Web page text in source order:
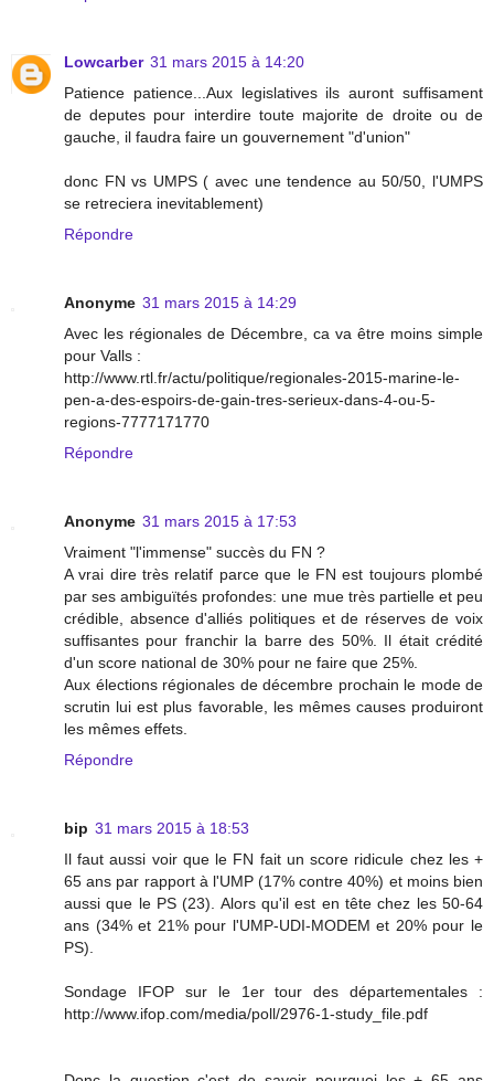
Lowcarber 31 mars 2015 à 14:20
Patience patience...Aux legislatives ils auront suffisament
de deputes pour interdire toute majorite de droite ou de
gauche, il faudra faire un gouvernement "d'union"
donc FN vs UMPS ( avec une tendence au 50/50, l'UMPS
se retreciera inevitablement)
Répondre
Anonyme 31 mars 2015 à 14:29
Avec les régionales de Décembre, ca va être moins simple
pour Valls :
http://www.rtl.fr/actu/politique/regionales-2015-marine-le-
pen-a-des-espoirs-de-gain-tres-serieux-dans-4-ou-5-
regions-7777171770
Répondre
Anonyme 31 mars 2015 à 17:53
Vraiment "l'immense" succès du FN ?
A vrai dire très relatif parce que le FN est toujours plombé
par ses ambiguïtés profondes: une mue très partielle et peu
crédible, absence d'alliés politiques et de réserves de voix
suffisantes pour franchir la barre des 50%. Il était crédité
d'un score national de 30% pour ne faire que 25%.
Aux élections régionales de décembre prochain le mode de
scrutin lui est plus favorable, les mêmes causes produiront
les mêmes effets.
Répondre
bip 31 mars 2015 à 18:53
Il faut aussi voir que le FN fait un score ridicule chez les +
65 ans par rapport à l'UMP (17% contre 40%) et moins bien
aussi que le PS (23). Alors qu'il est en tête chez les 50-64
ans (34% et 21% pour l'UMP-UDI-MODEM et 20% pour le
PS).
Sondage IFOP sur le 1er tour des départementales :
http://www.ifop.com/media/poll/2976-1-study_file.pdf